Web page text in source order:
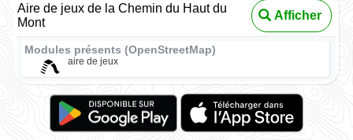
Aire de jeux de la Chemin du Haut du
Mont
Afficher
Modules présents (OpenStreetMap)
aire de jeux